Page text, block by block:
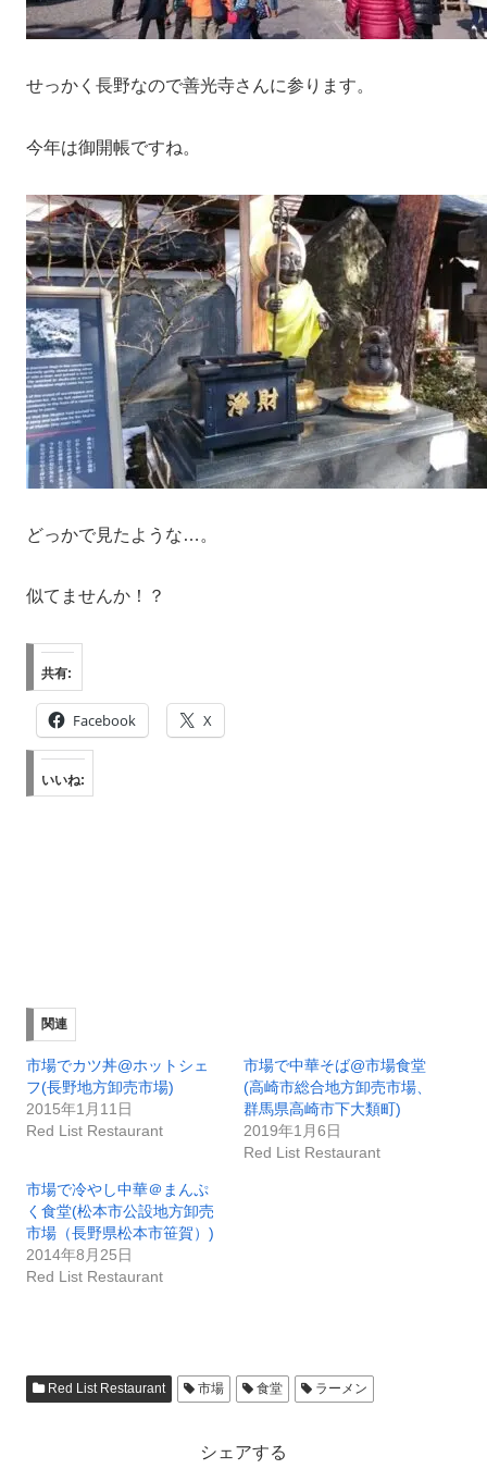
せっかく長野なので善光寺さんに参ります。
今年は御開帳ですね。
どっかで見たような…。
似てませんか！？
共有:
Facebook X
いいね:
関連
市場でカツ丼@ホットシェ
フ(長野地方卸売市場)
2015年1月11日
Red List Restaurant
市場で中華そば@市場食堂
(高崎市総合地方卸売市場、
群馬県高崎市下大類町)
2019年1月6日
Red List Restaurant
市場で冷やし中華＠まんぷ
く食堂(松本市公設地方卸売
市場（長野県松本市笹賀）)
2014年8月25日
Red List Restaurant
Red List Restaurant 市場 食堂 ラーメン
シェアする